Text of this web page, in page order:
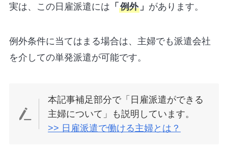
実は、この日雇派遣には 「 例外」 があります。
例外条件に当てはまる場合は、主婦でも派遣会社
を介しての単発派遣が可能です。
本記事補足部分で「日雇派遣ができる
主婦について」も説明しています。
>> 日雇派遣で働ける主婦とは？